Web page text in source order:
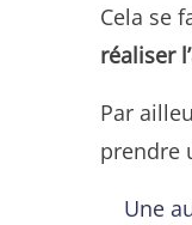
Cela se
réaliser
Par
prendre
Une